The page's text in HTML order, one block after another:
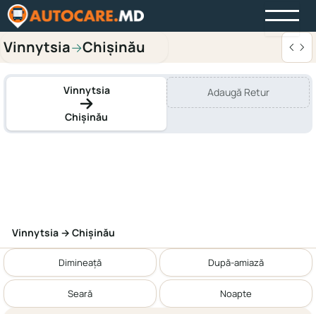
Vinnytsia→Chișinău
Vinnytsia
Chișinău
Adaugă Retur
Vinnytsia → Chișinău
Dimineață După-amiază
Seară Noapte